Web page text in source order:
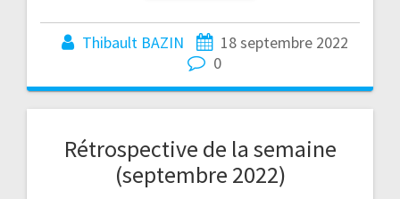
Thibault BAZIN
18 septembre 2022
0
Rétrospective de la semaine
(septembre 2022)